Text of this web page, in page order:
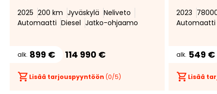
2025 200 km Jyväskylä Neliveto
Automaatti Diesel Jatko-ohjaamo
alk. 899 € 114 990 €
Lisää tarjouspyyntöön (0/5)
2023
Automaatti
alk. 549 €
Lisää